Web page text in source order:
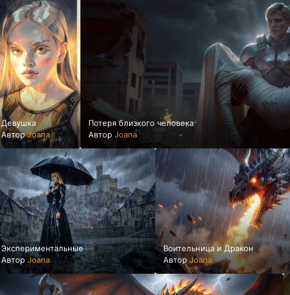
Девушка
АвторJoana
Потеря близкого человека
Автор Joana
Экспериментальные
Автор Joana
Воительница и Дракон
АвторJoana